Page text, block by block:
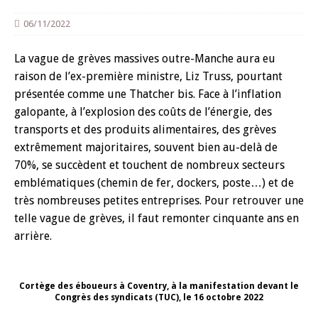
06/11/2022
La vague de grèves massives outre-Manche aura eu
raison de l’ex-première ministre, Liz Truss, pourtant
présentée comme une Thatcher bis. Face à l’inflation
galopante, à l’explosion des coûts de l’énergie, des
transports et des produits alimentaires, des grèves
extrêmement majoritaires, souvent bien au-delà de
70%, se succèdent et touchent de nombreux secteurs
emblématiques (chemin de fer, dockers, poste…) et de
très nombreuses petites entreprises. Pour retrouver une
telle vague de grèves, il faut remonter cinquante ans en
arrière.
Cortège des éboueurs à Coventry, à la manifestation devant le
Congrès des syndicats (TUC), le 16 octobre 2022